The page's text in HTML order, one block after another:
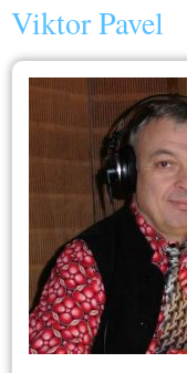
Viktor Pavel